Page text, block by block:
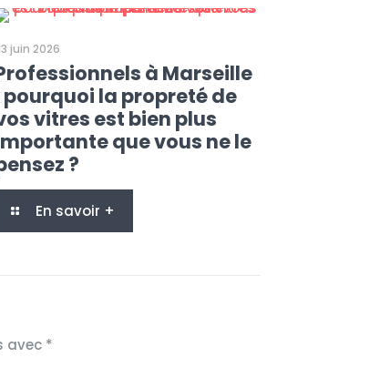
juin 2026
à Marseille
pourquoi la propreté de
vitres est bien plus
que vous ne le
?
En savoir +
avec *